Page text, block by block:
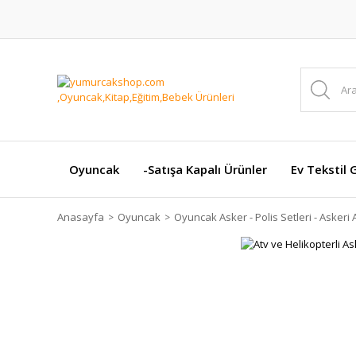
Oyuncak -Satışa Kapalı Ürünler Ev Tekstil
Anasayfa Oyuncak Oyuncak Asker - Polis Setleri - Askeri